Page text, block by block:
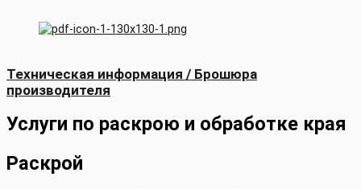
Техническая информация / Брошюра
производителя
Услуги по раскрою и обработке края
Раскрой